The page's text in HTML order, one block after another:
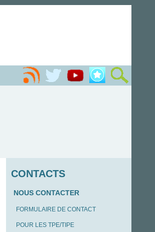
CONTACTS
NOUS CONTACTER
FORMULAIRE DE CONTACT
POUR LES TPE/TIPE